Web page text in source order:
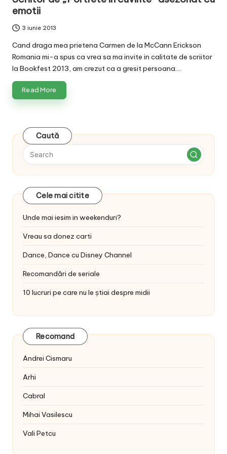
emotii
3 iunie 2013
Cand draga mea prietena Carmen de la McCann Erickson
Romania mi-a spus ca vrea sa ma invite in calitate de scriitor
la Bookfest 2013, am crezut ca a gresit persoana.…
Read More
Caută
Cele mai citite
Unde mai iesim in weekenduri?
Vreau sa donez carti
Dance, Dance cu Disney Channel
Recomandări de seriale
10 lucruri pe care nu le știai despre midii
Recomand
Andrei Cismaru
Arhi
Cabral
Mihai Vasilescu
Vali Petcu